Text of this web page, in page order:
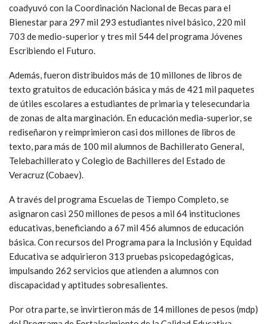
coadyuvó con la Coordinación Nacional de Becas para el
Bienestar para 297 mil 293 estudiantes nivel básico, 220 mil
703 de medio-superior y tres mil 544 del programa Jóvenes
Escribiendo el Futuro.
Además, fueron distribuidos más de 10 millones de libros de
texto gratuitos de educación básica y más de 421 mil paquetes
de útiles escolares a estudiantes de primaria y telesecundaria
de zonas de alta marginación. En educación media-superior, se
rediseñaron y reimprimieron casi dos millones de libros de
texto, para más de 100 mil alumnos de Bachillerato General,
Telebachillerato y Colegio de Bachilleres del Estado de
Veracruz (Cobaev).
A través del programa Escuelas de Tiempo Completo, se
asignaron casi 250 millones de pesos a mil 64 instituciones
educativas, beneficiando a 67 mil 456 alumnos de educación
básica. Con recursos del Programa para la Inclusión y Equidad
Educativa se adquirieron 313 pruebas psicopedagógicas,
impulsando 262 servicios que atienden a alumnos con
discapacidad y aptitudes sobresalientes.
Por otra parte, se invirtieron más de 14 millones de pesos (mdp)